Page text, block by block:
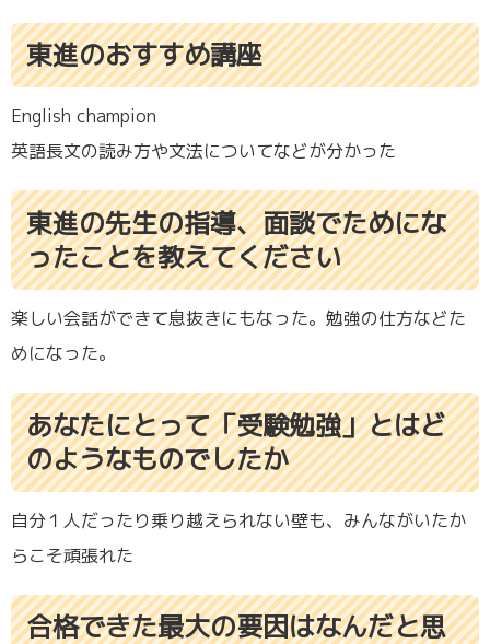
東進のおすすめ講座
English champion
英語長文の読み方や文法についてなどが分かった
東進の先生の指導、面談でためにな
ったことを教えてください
楽しい会話ができて息抜きにもなった。勉強の仕方などた
めになった。
あなたにとって「受験勉強」とはど
のようなものでしたか
自分１人だったり乗り越えられない壁も、みんながいたか
らこそ頑張れた
合格できた最大の要因はなんだと思